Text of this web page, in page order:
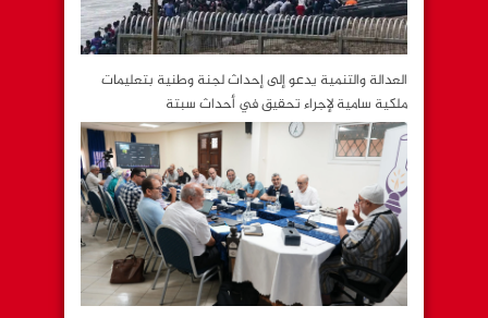
العدالة والتنمية يدعو إلى إحداث لجنة وطنية بتعليمات
ملكية سامية لإجراء تحقيق في أحداث سبتة